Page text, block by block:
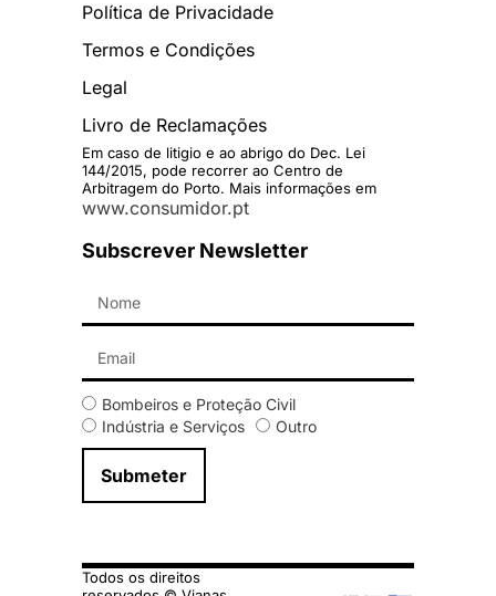
Política de Privacidade
Termos e Condições
Legal
Livro de Reclamações
Em caso de litigio e ao abrigo do Dec. Lei
144/2015, pode recorrer ao Centro de
Arbitragem do Porto. Mais informações em
www.consumidor.pt
Subscrever Newsletter
Bombeiros e Proteção Civil
Indústria e Serviços
Outro
Submeter
Todos os direitos